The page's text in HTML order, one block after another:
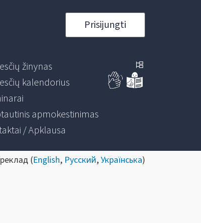
Prisijungti
žinynas
kalendorius
apmokestinimas
/ Apklausa
(English, Русский,Українська)